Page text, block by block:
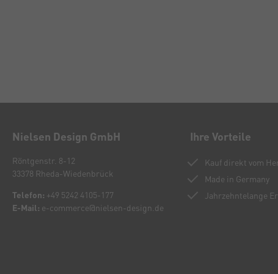
Nielsen Design GmbH
Röntgenstr. 8-12
33378 Rheda-Wiedenbrück
Telefon: +49 5242 4105-177
E-Mail: e-commerce@nielsen-design.de
Ihre Vorteile
Kauf direkt vom
Made in Germany
Jahrzehntelange